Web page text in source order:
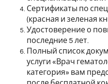
Сертификаты по
(красная и зеленая
Удостоверение о
последние 5 лет.
Полный список
услуги «Врач
категория» вам